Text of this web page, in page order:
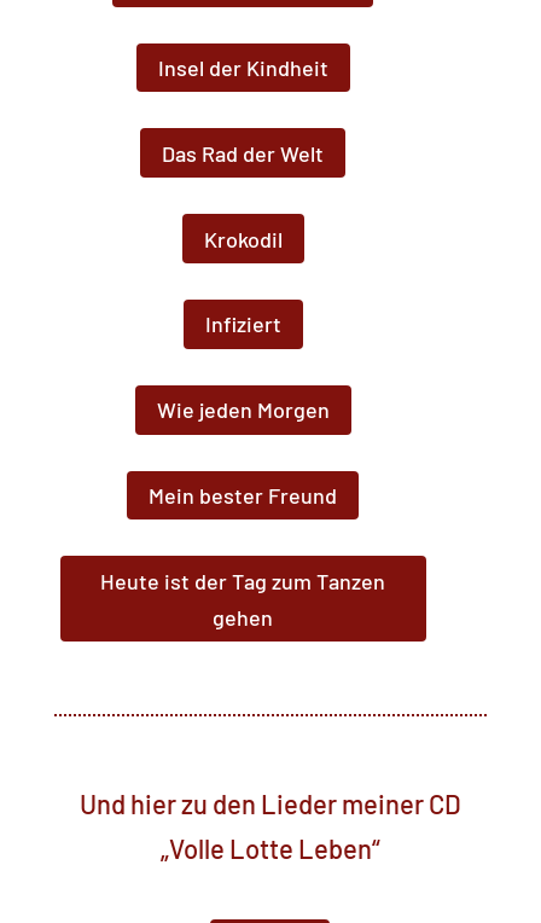
Insel der Kindheit
Das Rad der Welt
Krokodil
Infiziert
Wie jeden Morgen
Mein bester Freund
Heute ist der Tag zum Tanzen
gehen
Und hier zu den Lieder meiner CD
„Volle Lotte Leben“